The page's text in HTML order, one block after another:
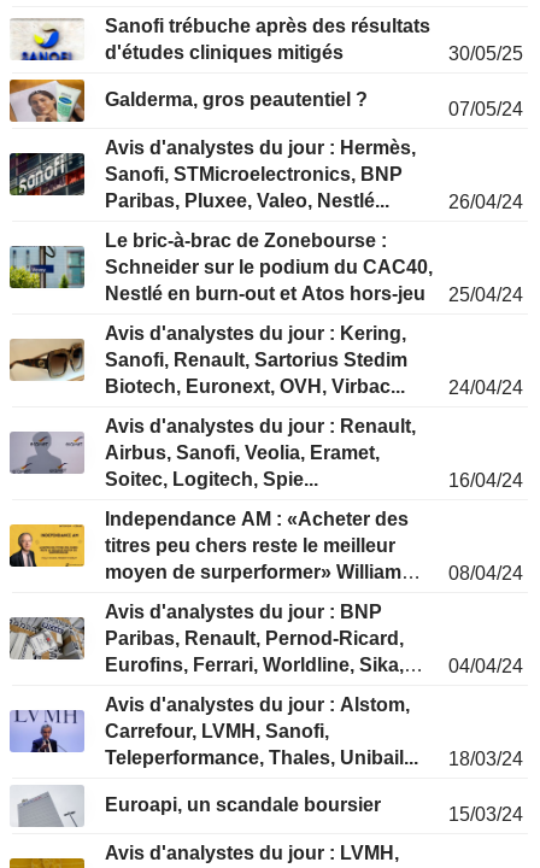
Sanofi trébuche après des résultats
d'études cliniques mitigés
30/05/25
Galderma, gros peautentiel ?
07/05/24
Avis d'analystes du jour : Hermès,
Sanofi, STMicroelectronics, BNP
Paribas, Pluxee, Valeo, Nestlé...
26/04/24
Le bric-à-brac de Zonebourse :
Schneider sur le podium du CAC40,
Nestlé en burn-out et Atos hors-jeu
25/04/24
Avis d'analystes du jour : Kering,
Sanofi, Renault, Sartorius Stedim
Biotech, Euronext, OVH, Virbac...
24/04/24
Avis d'analystes du jour : Renault,
Airbus, Sanofi, Veolia, Eramet,
Soitec, Logitech, Spie...
16/04/24
Independance AM : «Acheter des
titres peu chers reste le meilleur
moyen de surperformer» William
08/04/24
Avis d'analystes du jour : BNP
Paribas, Renault, Pernod-Ricard,
Eurofins, Ferrari, Worldline, Sika,
04/04/24
Avis d'analystes du jour : Alstom,
Carrefour, LVMH, Sanofi,
Teleperformance, Thales, Unibail...
18/03/24
Euroapi, un scandale boursier
15/03/24
Avis d'analystes du jour : LVMH,